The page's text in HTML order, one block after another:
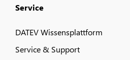
Service
DATEV Wissensplattform
Service & Support